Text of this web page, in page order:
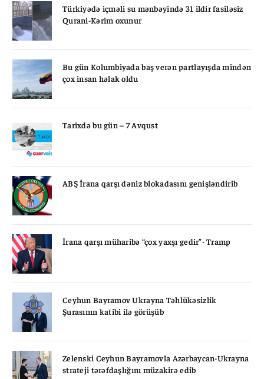
Türkiyədə içməli su mənbəyində 31 ildir fasiləsiz
Qurani-Kərim oxunur
Bu gün Kolumbiyada baş verən partlayışda mindən
çox insan həlak oldu
Tarixdə bu gün – 7 Avqust
ABŞ İrana qarşı dəniz blokadasını genişləndirib
İrana qarşı müharibə “çox yaxşı gedir”- Tramp
Ceyhun Bayramov Ukrayna Təhlükəsizlik
Şurasının katibi ilə görüşüb
Zelenski Ceyhun Bayramovla Azərbaycan-Ukrayna
strateji tərəfdaşlığını müzakirə edib